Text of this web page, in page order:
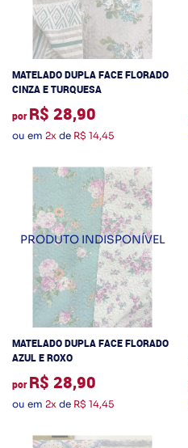
MATELADO DUPLA FACE FLORADO
CINZA E TURQUESA
por R$ 28,90
ou em 2x de R$ 14,45
MATELADO DUPLA FACE FLORADO
AZUL E ROXO
por R$ 28,90
ou em 2x de R$ 14,45